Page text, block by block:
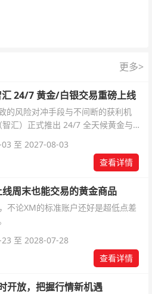
更多>
24/7 黄金/白银交易重磅上线
的风险对冲手段与不间断的获利机
汇）正式推出 24/7 全天候黄金与白
易细则。
至 2027-08-03
查看详情
周末也能交易的黄金商品
不论XM的标准账户还好是超低点差
至 2028-07-28
查看详情
开放，把握行情新机遇